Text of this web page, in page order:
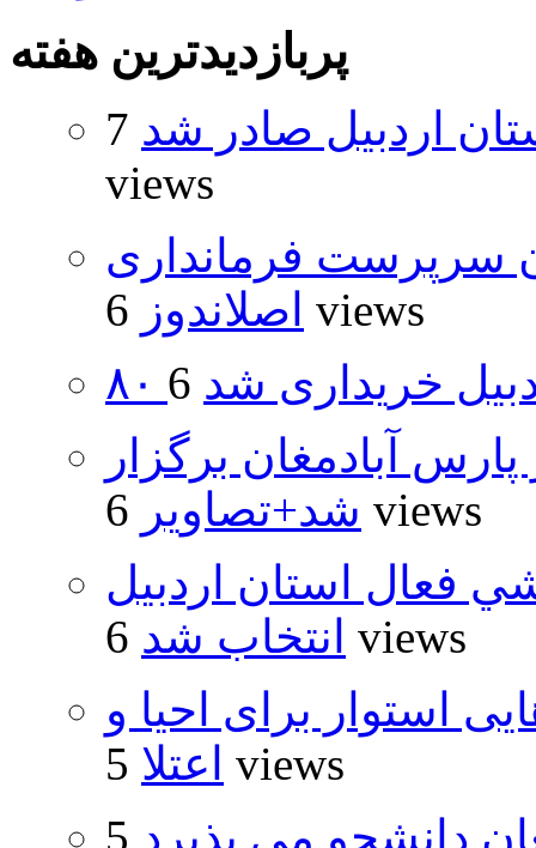
پربازدیدترین هفته
اردبیل صادر شد 7
views
سرپرست فرمانداری
اصلاندوز 6 views
خریداری شد
آبادمغان برگزار
شد+تصاویر 6 views
فعال استان اردبيل
انتخاب شد 6 views
استوار برای احیا و
اعتلا 5 views
دانشجو می پذیرد